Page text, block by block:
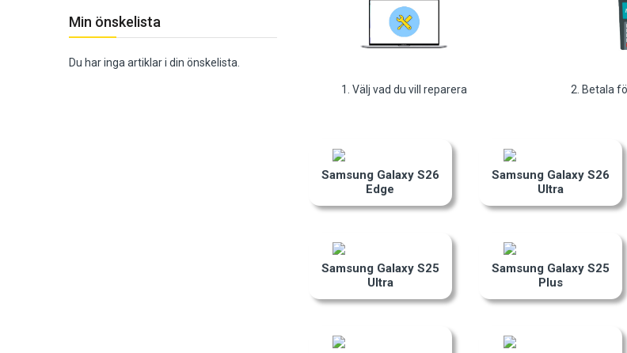
Min önskelista
Du har inga artiklar i din önskelista.
1. Välj vad du vill reparera 2. Betala
Samsung Galaxy S26
Edge
Samsung Galaxy S26
Ultra
Samsung Galaxy S25
Ultra
Samsung Galaxy S25
Plus